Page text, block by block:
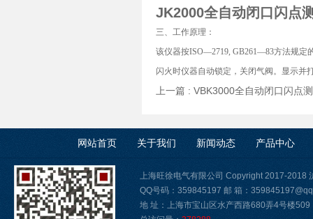
JK2000全自动闭口闪点
三、工作原理：
该仪器按ISO—2719, GB261—83方法规定
闪火时仪器自动锁定，关闭气阀。显示并
上一篇 : VBK3000全自动闭口闪点
网站首页 关于我们 新闻动态 产品中心
上海旺徐电气有限公司 Copyright 2017-2018
QQ号码：359845197 邮 箱：
地 址：上海市宝山区水产西路680弄4号楼509